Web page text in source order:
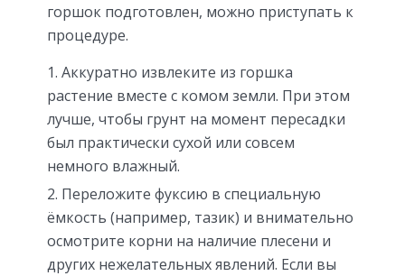
горшок подготовлен, можно приступать к
процедуре.
Аккуратно извлеките из горшка
растение вместе с комом земли. При этом
лучше, чтобы грунт на момент пересадки
был практически сухой или совсем
немного влажный.
Переложите фуксию в специальную
ёмкость (например, тазик) и внимательно
осмотрите корни на наличие плесени и
других нежелательных явлений. Если вы